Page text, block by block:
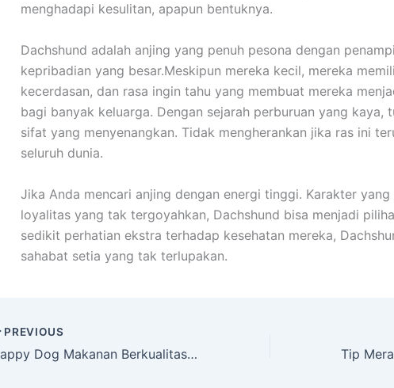
menghadapi kesulitan, apapun bentuknya.
Dachshund adalah anjing yang penuh pesona dengan
kepribadian yang besar.Meskipun mereka kecil, mereka
kecerdasan, dan rasa ingin tahu yang membuat mereka
bagi banyak keluarga. Dengan sejarah perburuan yang kaya,
sifat yang menyenangkan. Tidak mengherankan jika ras ini
seluruh dunia.
Jika Anda mencari anjing dengan energi tinggi. Karakter yang
loyalitas yang tak tergoyahkan, Dachshund bisa menjadi
sedikit perhatian ekstra terhadap kesehatan mereka,
sahabat setia yang tak terlupakan.
PREVIOUS
Happy Dog Makanan Berkualitas untuk Kesehatan dan Kebahagiaan Anjing Anda